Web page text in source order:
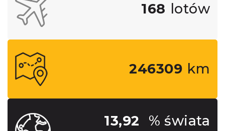
168 lotów
246309 km
13,92
% świata